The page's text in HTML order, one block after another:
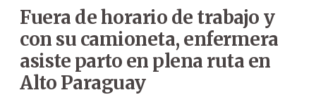
Fuera de horario de trabajo y
con su camioneta, enfermera
asiste parto en plena ruta en
Alto Paraguay